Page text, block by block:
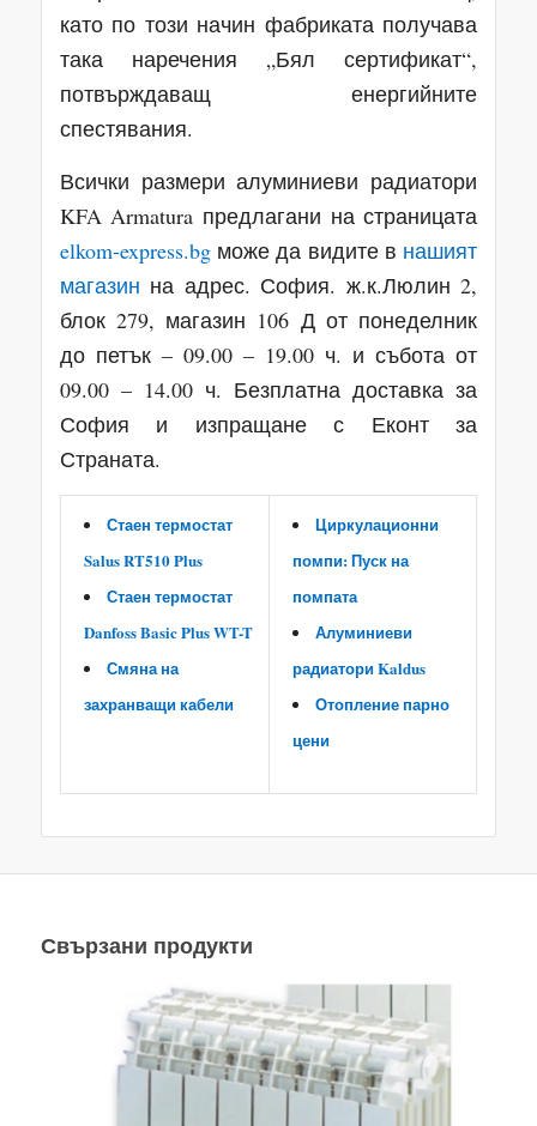
като по този начин фабриката получава
така наречения „Бял сертификат“,
потвърждаващ енергийните
спестявания.
Всички размери алуминиеви радиатори
KFA Armatura предлагани на страницата
elkom-express.bgможе да видите в нашият
магазин на адрес. София. ж.к.Люлин 2,
блок 279, магазин 106 Д от понеделник
до петък – 09.00 – 19.00 ч. и събота от
09.00 – 14.00 ч. Безплатна доставка за
София и изпращане с Еконт за
Страната.
Стаен термостат
Salus RT510 Plus
Стаен термостат
Danfoss Basic Plus WT-T
Смяна на
захранващи кабели
Циркулационни
помпи: Пуск на
помпата
Алуминиеви
радиатори Kaldus
Отопление парно
цени
Свързани продукти